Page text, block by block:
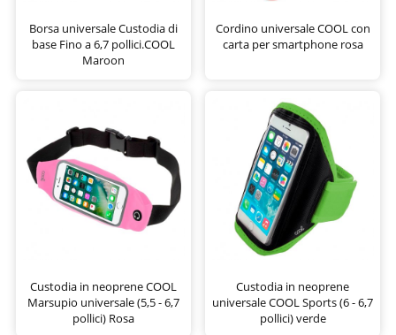
Borsa universale Custodia di
base Fino a 6,7 pollici.COOL
Maroon
Cordino universale COOL con
carta per smartphone rosa
Custodia in neoprene COOL
Marsupio universale (5,5 - 6,7
pollici) Rosa
Custodia in neoprene
universale COOL Sports (6 - 6,7
pollici) verde